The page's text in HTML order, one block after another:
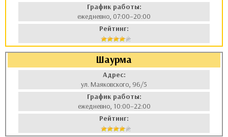
График работы:
ежедневно, 07:00–20:00
Рейтинг:
Шаурма
Адрес:
ул. Маяковского, 96/5
График работы:
ежедневно, 10:00–22:00
Рейтинг: